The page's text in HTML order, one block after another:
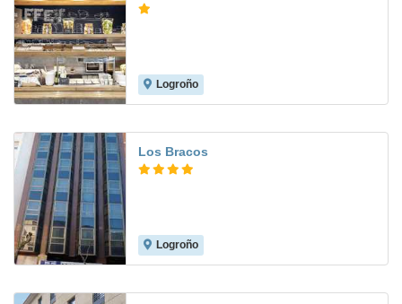
Logroño
Los Bracos
Logroño